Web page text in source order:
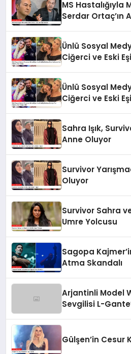
MS Hastalığıyla
Serdar Ortaç’ın
Ünlü Sosyal
Ciğerci ve Eski
Ünlü Sosyal
Ciğerci ve Eski
Sahra Işık,
Anne Oluyor
Survivor
Oluyor
Survivor Sahra
Umre Yolcusu
Sagopa
Atma Skandalı
Arjantinli Model
Sevgilisi L-
Gülşen’in Cesur